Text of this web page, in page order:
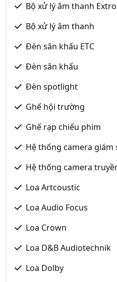
Bộ xử lý âm thanh
Bộ xử lý âm thanh
Đèn sân khấu ETC
Đèn sân khấu
Đèn spotlight
Ghế hội trường
Ghế rạp chiếu phim
Hệ thống camera giám
Hệ thống camera
Loa Artcoustic
Loa Audio Focus
Loa Crown
Loa D&B Audiotechnik
Loa Dolby